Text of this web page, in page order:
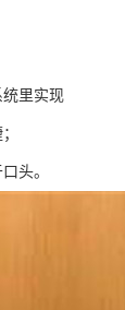
里实现
头。